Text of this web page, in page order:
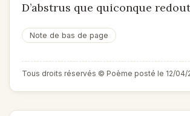
D’abstrus que quiconque
Note de bas de page
Tous droits réservés © Poème posté le 12/04/